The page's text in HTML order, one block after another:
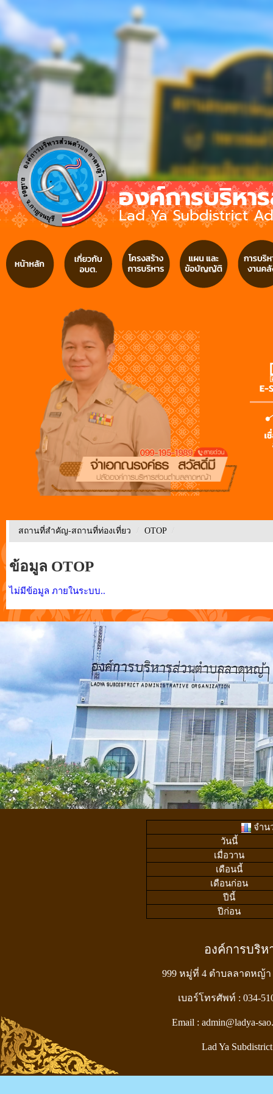
สถานที่สำคัญ-สถานที่ท่องเที่ยว / OTOP /
ข้อมูล OTOP
ไม่มีข้อมูล ภายในระบบ..
จำน
วันนี้
เมื่อวาน
เดือนนี้
เดือนก่อน
ปีนี้
ปีก่อน
องค์การบริ
999 หมู่ที่ 4 ตำบลลาดหญ้า
เบอร์โทรศัพท์ : 034-
Email : admin@ladya-
Lad Ya